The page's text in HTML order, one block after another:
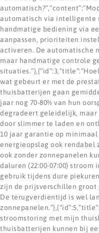
automatisch via intelligente
handmatige bediening via
aanpassen, prioriteiten
activeren. De automatische
maar handmatige controle
wat gebeurt er met de
thuisbatterijen gaan
jaar nog 70-80% van hun
degradeert geleidelijk, maar
door slimmer te laden en
10 jaar garantie op minimaal
energieopslag ook rendabel
ook zonder zonnepanelen
daluren (22:00-07:00)
gebruik tijdens dure
zijn de prijsverschillen groot
De terugverdientijd is wel
stroomstoring met mijn
thuisbatterijen kunnen bij